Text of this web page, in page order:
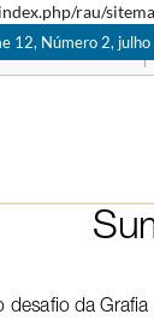
rau/
12, Número 2, julho